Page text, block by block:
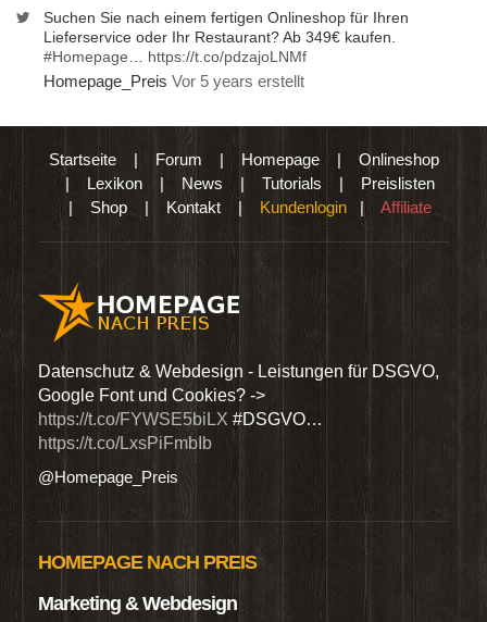
Suchen Sie nach einem fertigen Onlineshop für Ihren
Lieferservice oder Ihr Restaurant? Ab 349€ kaufen.
#Homepage
https://t.co/pdzajoLNMf
Homepage_Preis Vor 5 years erstellt
Startseite| Forum | Homepage| Onlineshop
| Lexikon |News | Tutorials | Preislisten
| Shop | Kontakt | Kundenlogin | Affiliate
Datenschutz & Webdesign - Leistungen für DSGVO,
Google Font und Cookies? ->
https://t.co/FYWSE5biLX #DSGVO…
https://t.co/LxsPiFmbIb
@Homepage_Preis
HOMEPAGE NACH PREIS
Marketing & Webdesign